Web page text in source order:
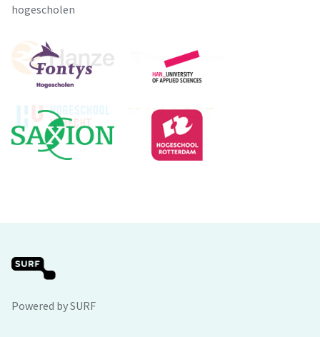
hogescholen
Powered by SURF